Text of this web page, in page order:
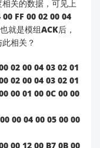
确认是否有HLK-
度配置后无法恢
上出现，且涉及
关的数据，可见上
00 FF 00 02 00 04
就是模组ACK后，
相关？
02 00 04 03 02 01
02 00 04 03 02 01
00 01 00 0C 00 00
00 04 00 05 00 00
00 12 00 B7 0B 00